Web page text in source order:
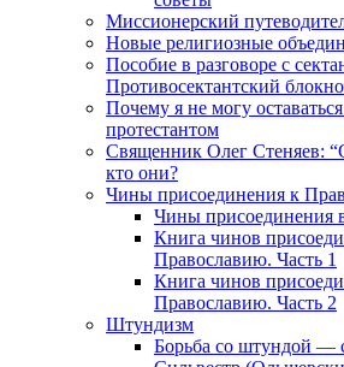
Миссионерский
Новые религиозные
Пособие в разговоре с
Противосектантский
Почему я не могу
протестантом
Священник Олег Стеняев:
кто они?
Чины присоединения к
Чины присоединения
Книга чинов
Православию. Часть 1
Книга чинов
Православию. Часть 2
Штундизм
Борьба со штундой —